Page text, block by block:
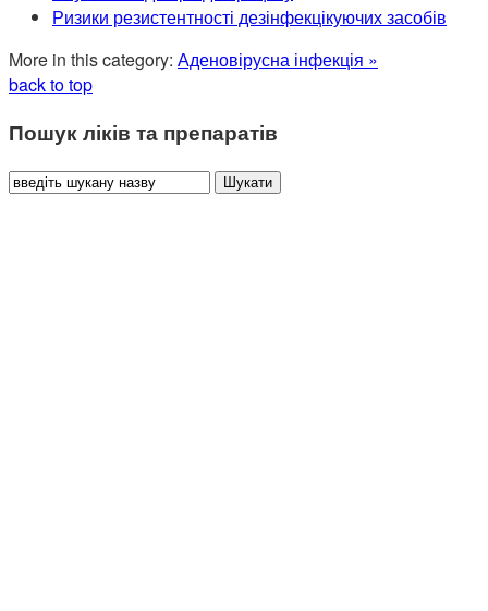
Ризики резистентності дезінфекцікуючих засобів
More in this category: Аденовірусна інфекція »
back to top
Пошук ліків та препаратів